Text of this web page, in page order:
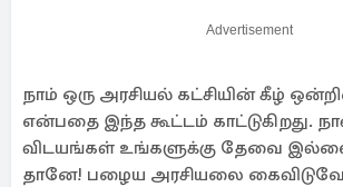
Advertisement
நாம் ஒரு அரசியல் கட்சியின் கீழ்
என்பதை இந்த கூட்டம் காட்டுகிறது.
விடயங்கள் உங்களுக்கு தேவை
தானே! பழைய அரசியலை